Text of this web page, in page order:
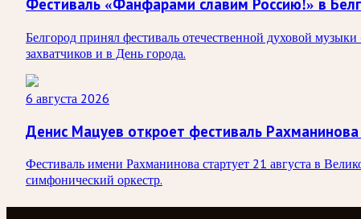
Фестиваль «Фанфарами славим Россию!» в
Белгород принял фестиваль отечественной духовой
захватчиков и в День города.
6 августа 2026
Денис Мацуев откроет фестиваль
Фестиваль имени Рахманинова стартует 21 августа в
симфонический оркестр.